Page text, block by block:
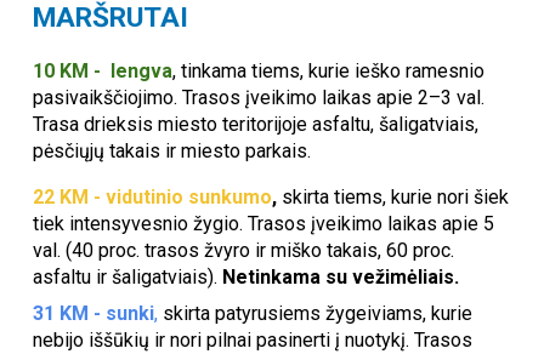
MARŠRUTAI
10 KM - lengva,tinkama tiems, kurie ieško ramesnio
pasivaikščiojimo. Trasos įveikimo laikas apie 2–3 val.
Trasa drieksis miesto teritorijoje asfaltu, šaligatviais,
pėsčiųjų takais ir miesto parkais.
22 KM - vidutinio sunkumo, skirta tiems, kurie nori šiek
tiek intensyvesnio žygio. Trasos įveikimo laikas apie 5
val. (40 proc. trasos žvyro ir miško takais, 60 proc.
asfaltu ir šaligatviais). Netinkama su vežimėliais.
31 KM - sunki, skirta patyrusiems žygeiviams, kurie
nebijo iššūkių ir nori pilnai pasinerti į nuotykį. Trasos